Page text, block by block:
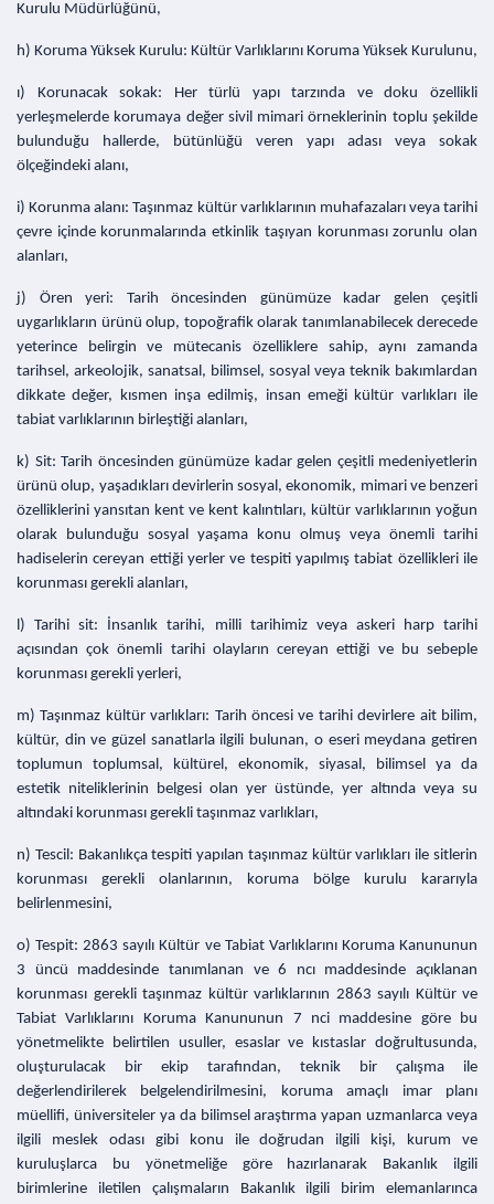
Kurulu Müdürlüğünü,
h) Koruma Yüksek Kurulu: Kültür Varlıklarını Koruma Yüksek Kurulunu,
ı) Korunacak sokak: Her türlü yapı tarzında ve doku özellikli
yerleşmelerde korumaya değer sivil mimari örneklerinin toplu şekilde
bulunduğu hallerde, bütünlüğü veren yapı adası veya sokak
ölçeğindeki alanı,
i) Korunma alanı: Taşınmaz kültür varlıklarının muhafazaları veya tarihi
çevre içinde korunmalarında etkinlik taşıyan korunması zorunlu olan
alanları,
j) Ören yeri: Tarih öncesinden günümüze kadar gelen çeşitli
uygarlıkların ürünü olup, topoğrafik olarak tanımlanabilecek derecede
yeterince belirgin ve mütecanis özelliklere sahip, aynı zamanda
tarihsel, arkeolojik, sanatsal, bilimsel, sosyal veya teknik bakımlardan
dikkate değer, kısmen inşa edilmiş, insan emeği kültür varlıkları ile
tabiat varlıklarının birleştiği alanları,
k) Sit: Tarih öncesinden günümüze kadar gelen çeşitli medeniyetlerin
ürünü olup, yaşadıkları devirlerin sosyal, ekonomik, mimari ve benzeri
özelliklerini yansıtan kent ve kent kalıntıları, kültür varlıklarının yoğun
olarak bulunduğu sosyal yaşama konu olmuş veya önemli tarihi
hadiselerin cereyan ettiği yerler ve tespiti yapılmış tabiat özellikleri ile
korunması gerekli alanları,
l) Tarihi sit: İnsanlık tarihi, milli tarihimiz veya askeri harp tarihi
açısından çok önemli tarihi olayların cereyan ettiği ve bu sebeple
korunması gerekli yerleri,
m) Taşınmaz kültür varlıkları: Tarih öncesi ve tarihi devirlere ait bilim,
kültür, din ve güzel sanatlarla ilgili bulunan, o eseri meydana getiren
toplumun toplumsal, kültürel, ekonomik, siyasal, bilimsel ya da
estetik niteliklerinin belgesi olan yer üstünde, yer altında veya su
altındaki korunması gerekli taşınmaz varlıkları,
n) Tescil: Bakanlıkça tespiti yapılan taşınmaz kültür varlıkları ile sitlerin
korunması gerekli olanlarının, koruma bölge kurulu kararıyla
belirlenmesini,
o) Tespit: 2863 sayılı Kültür ve Tabiat Varlıklarını Koruma Kanununun
3 üncü maddesinde tanımlanan ve 6 ncı maddesinde açıklanan
korunması gerekli taşınmaz kültür varlıklarının 2863 sayılı Kültür ve
Tabiat Varlıklarını Koruma Kanununun 7 nci maddesine göre bu
yönetmelikte belirtilen usuller, esaslar ve kıstaslar doğrultusunda,
oluşturulacak bir ekip tarafından, teknik bir çalışma ile
değerlendirilerek belgelendirilmesini, koruma amaçlı imar planı
müellifi, üniversiteler ya da bilimsel araştırma yapan uzmanlarca veya
ilgili meslek odası gibi konu ile doğrudan ilgili kişi, kurum ve
kuruluşlarca bu yönetmeliğe göre hazırlanarak Bakanlık ilgili
birimlerine iletilen çalışmaların Bakanlık ilgili birim elemanlarınca